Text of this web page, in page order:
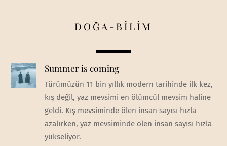
DOĞA-BİLİM
Summer is coming
Türümüzün 11 bin yıllık modern tarihinde ilk kez,
kış değil, yaz mevsimi en ölümcül mevsim haline
geldi. Kış mevsiminde ölen insan sayısı hızla
azalırken, yaz mevsiminde ölen insan sayısı hızla
yükseliyor.